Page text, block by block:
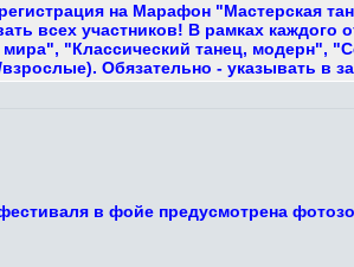
на Марафон "Мастерская
всех участников! В рамках каждого
"Классический танец, модерн",
Обязательно - указывать в
в фойе предусмотрена